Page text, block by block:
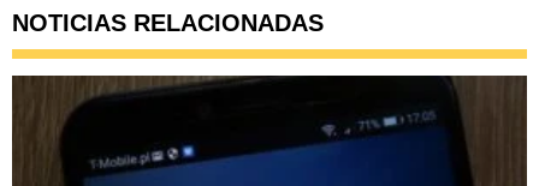
NOTICIAS RELACIONADAS